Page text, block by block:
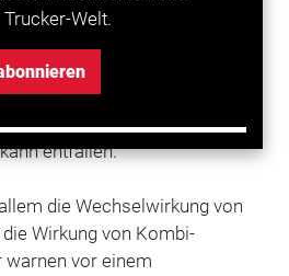
Welt.
wurde, ist mit einem
nach Schwere auch mit einem
Freiheitsstrafe. Auch der
entfallen.
die Wechselwirkung von
Wirkung von Kombi-
warnen vor einem